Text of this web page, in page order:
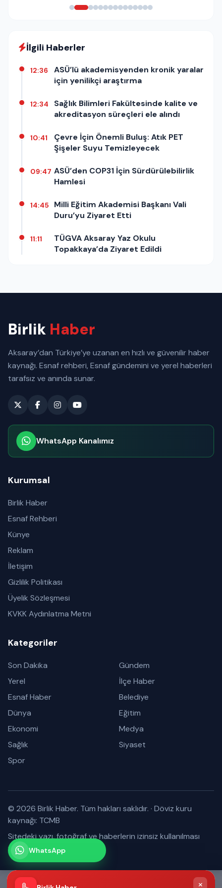
İlgili Haberler
12:36
ASÜ’lü akademisyenden kronik yaralar
için yenilikçi araştırma
12:34
Sağlık Bilimleri Fakültesinde kalite ve
akreditasyon süreçleri ele alındı
10:41
Çevre İçin Önemli Buluş: Atık PET
Şişeler Suyu Temizleyecek
09:47 ASÜ’den COP31 İçin Sürdürülebilirlik
Hamlesi
14:45
Milli Eğitim Akademisi Başkanı Vali
Duru’yu Ziyaret Etti
11:11
TÜGVA Aksaray Yaz Okulu
Topakkaya’da Ziyaret Edildi
Birlik Haber
Aksaray’dan Türkiye’ye uzanan en hızlı ve güvenilir haber
kaynağı. Esnaf rehberi, Esnaf gündemini ve yerel haberleri
tarafsız ve anında sunar.
WhatsApp Kanalımız
Kurumsal
Birlik Haber
Esnaf Rehberi
Künye
Reklam
İletişim
Gizlilik Politikası
Üyelik Sözleşmesi
KVKK Aydınlatma Metni
Kategoriler
Son Dakika
Gündem
Yerel
İlçe Haber
Esnaf Haber
Belediye
Dünya
Eğitim
Ekonomi
Medya
Sağlık
Siyaset
Spor
© 2026 Birlik Haber. Tüm hakları saklıdır. · Döviz kuru
kaynağı: TCMB
Sitedeki yazı, fotoğraf ve haberlerin izinsiz kullanılması
yasaktır.WhatsApp
Kanalımız
Abone olabilirsiniz
×